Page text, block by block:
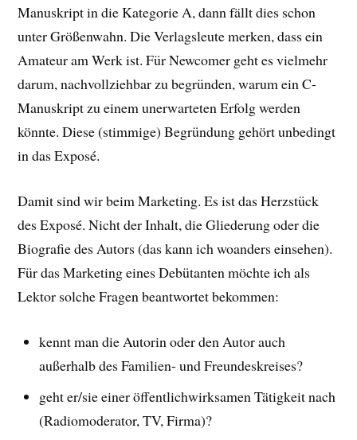
Manuskript in die Kategorie A, dann fällt dies schon
unter Größenwahn. Die Verlagsleute merken, dass ein
Amateur am Werk ist. Für Newcomer geht es vielmehr
darum, nachvollziehbar zu begründen, warum ein C-
Manuskript zu einem unerwarteten Erfolg werden
könnte. Diese (stimmige) Begründung gehört unbedingt
in das Exposé.
Damit sind wir beim Marketing. Es ist das Herzstück
des Exposé. Nicht der Inhalt, die Gliederung oder die
Biografie des Autors (das kann ich woanders einsehen).
Für das Marketing eines Debütanten möchte ich als
Lektor solche Fragen beantwortet bekommen:
kennt man die Autorin oder den Autor auch
außerhalb des Familien- und Freundeskreises?
geht er/sie einer öffentlichwirksamen Tätigkeit nach
(Radiomoderator, TV, Firma)?